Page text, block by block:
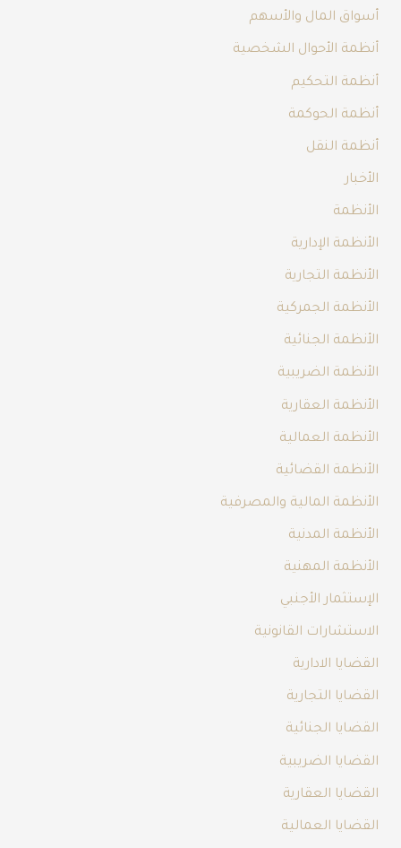
أسواق المال والأسهم
أنظمة الأحوال الشخصية
أنظمة التحكيم
أنظمة الحوكمة
أنظمة النقل
الأخبار
الأنظمة
الأنظمة الإدارية
الأنظمة التجارية
الأنظمة الجمركية
الأنظمة الجنائية
الأنظمة الضريبية
الأنظمة العقارية
الأنظمة العمالية
الأنظمة القضائية
الأنظمة المالية والمصرفية
الأنظمة المدنية
الأنظمة المهنية
الإستثمار الأجنبي
الاستشارات القانونية
القضايا الادارية
القضايا التجارية
القضايا الجنائية
القضايا الضريبية
القضايا العقارية
القضايا العمالية